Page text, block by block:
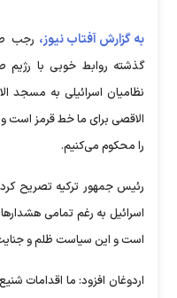
به گزارش آفتاب نیوز، رجب
گذشته روابط خوبی با رژیم
نظامیان اسرائیلی به
الاقصی برای ما خط قرمز است
را محکوم می‌کنیم.
رئیس جمهور ترکیه تصریح
اسرائیل به رغم تمامی
است و این سیاست ظلم و
اردوغان افزود: ما اقدامات